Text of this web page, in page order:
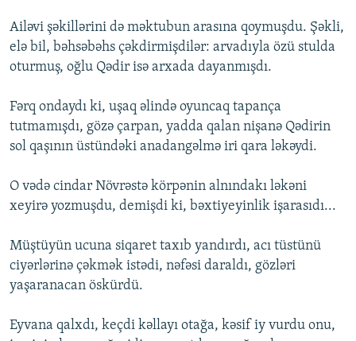
Ailəvi şəkillərini də məktubun arasına qoymuşdu. Şəkli,
elə bil, bəhsəbəhs çəkdirmişdilər: arvadıyla özü stulda
oturmuş, oğlu Qədir isə arxada dayanmışdı.
Fərq ondaydı ki, uşaq əlində oyuncaq tapança
tutmamışdı, gözə çarpan, yadda qalan nişanə Qədirin
sol qaşının üstündəki anadangəlmə iri qara ləkəydi.
O vədə cindar Növrəstə körpənin alnındakı ləkəni
xeyirə yozmuşdu, demişdi ki, bəxtiyeyinlik işarasıdı...
Müştüyün ucuna siqaret taxıb yandırdı, acı tüstünü
ciyərlərinə çəkmək istədi, nəfəsi daraldı, gözləri
yaşaranacan öskürdü.
Eyvana qalxdı, keçdi kəllayı otağa, kəsif iy vurdu onu,